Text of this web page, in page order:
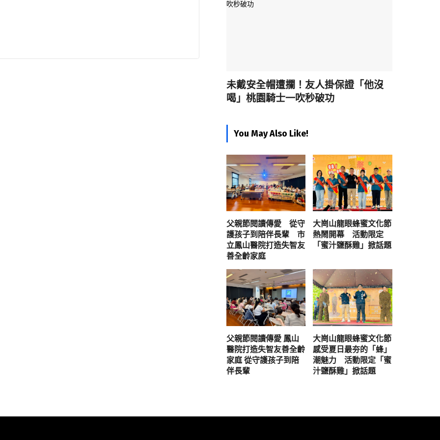
未戴安全帽遭攔！友人掛保證「他沒
喝」桃園騎士一吹秒破功
You May Also Like!
父親節閱讀傳愛 從守
護孩子到陪伴長輩 市
立鳳山醫院打造失智友
善全齡家庭
大崗山龍眼蜂蜜文化節
熱鬧開幕 活動限定
「蜜汁鹽酥雞」掀話題
父親節閱讀傳愛 鳳山
醫院打造失智友善全齡
家庭 從守護孩子到陪
伴長輩
大崗山龍眼蜂蜜文化節
感受夏日最夯的「蜂」
潮魅力 活動限定「蜜
汁鹽酥雞」掀話題